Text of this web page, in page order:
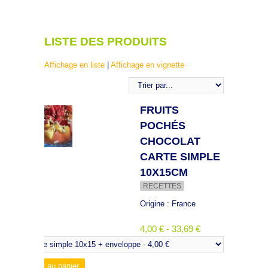
LISTE DES PRODUITS
Affichage en liste Affichage en vignette
FRUITS
POCHÉS
CHOCOLAT
CARTE SIMPLE
10X15CM
RECETTES
Origine : France
4,00 € - 33,69 €